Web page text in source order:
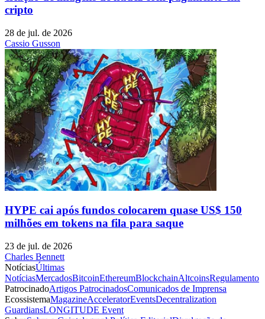
cripto
28 de jul. de 2026
Cassio Gusson
HYPE cai após fundos colocarem quase US$ 150
milhões em tokens na fila para saque
23 de jul. de 2026
Charles Bennett
NotíciasÚltimas
NotíciasMercadosBitcoinEthereumBlockchainAltcoinsRegulamento
PatrocinadoArtigos PatrocinadosComunicados de Imprensa
EcossistemaMagazineAcceleratorEventsDecentralization
GuardiansLONGITUDE Event